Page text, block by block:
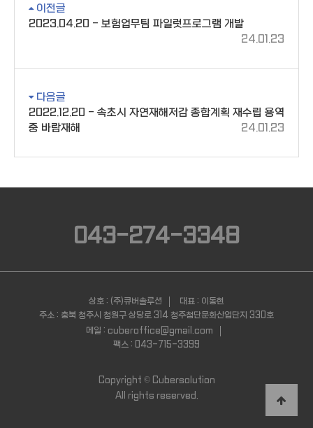
이전글
2023.04.20 - 보험업무팀 파일럿프로그램 개발
24.01.23
다음글
2022.12.20 - 속초시 자연재해저감 종합계획 재수립 용역
중 바람재해
24.01.23
043-274-3348
상호 : (주)큐버솔루션
대표 : 이동현
주소 : 충북 청주시 청원구 상당로 314 청주첨단문화산업단지 330호
메일 : cuberoffice@gmail.com
팩스 : 043-715-3399
Copyright ©
Cubersolution
All rights reserved.